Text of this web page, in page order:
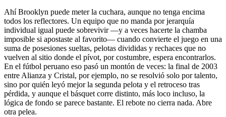
Ahí Brooklyn puede meter la cuchara, aunque no tenga encima
todos los reflectores. Un equipo que no manda por jerarquía
individual igual puede sobrevivir —y a veces hacerte la chamba
imposible si apostaste al favorito— cuando convierte el juego en una
suma de posesiones sueltas, pelotas divididas y rechaces que no
vuelven al sitio donde el pívot, por costumbre, espera encontrarlos.
En el fútbol peruano eso pasó un montón de veces: la final de 2003
entre Alianza y Cristal, por ejemplo, no se resolvió solo por talento,
sino por quién leyó mejor la segunda pelota y el retroceso tras
pérdida, y aunque el básquet corre distinto, más loco incluso, la
lógica de fondo se parece bastante. El rebote no cierra nada. Abre
otra pelea.